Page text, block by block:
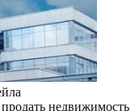
недвижимость